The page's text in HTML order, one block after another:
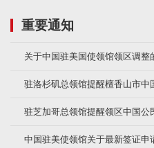
重要通知
关于中国驻美国使领馆领区调整
驻洛杉矶总领馆提醒檀香山市中
驻芝加哥总领馆提醒领区中国公
中国驻美使领馆关于最新签证申